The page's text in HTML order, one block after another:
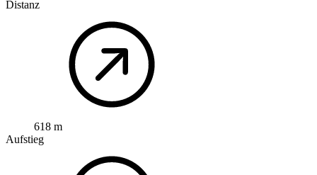
Distanz
618 m
Aufstieg